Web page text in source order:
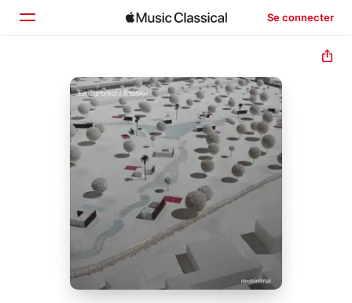
Se connecter
Accueil
Parcourir
Rechercher